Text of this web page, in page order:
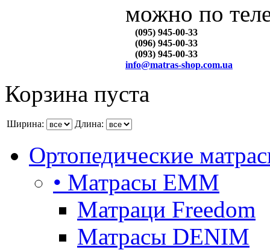
можно по
(095) 945-00-33
(096) 945-00-33
(093) 945-00-33
info@matras-shop.com.ua
Корзина пуста
Ширина: Длина:
Ортопедические
• Матрасы ЕММ
Матраци Freedom
Матрасы DENIM